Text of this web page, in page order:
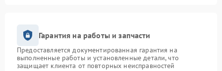
Гарантия на работы и запчасти
Предоставляется документированная гарантия на
выполненные работы и установленные детали, что
защищает клиента от повторных неисправностей